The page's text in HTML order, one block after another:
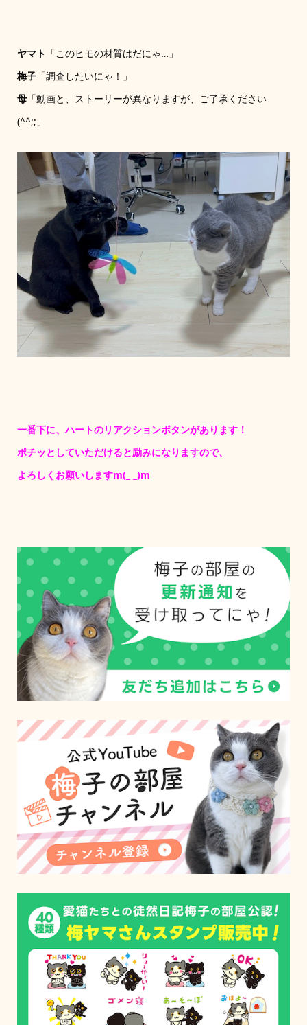
ヤマト 「このヒモの材質はだにゃ…」
梅子「調査したいにゃ！」
母「動画と、ストーリーが異なりますが、ご了承ください
(^^;;」
一番下に、ハートのリアクションボタンがあります！
ポチッとしていただけると励みになりますので、
よろしくお願いしますm(_ _)m